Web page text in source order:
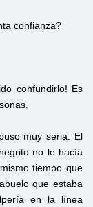
confianza?
confundirlo! Es
muy seria. El
no le hacía
tiempo que
que estaba
en la línea